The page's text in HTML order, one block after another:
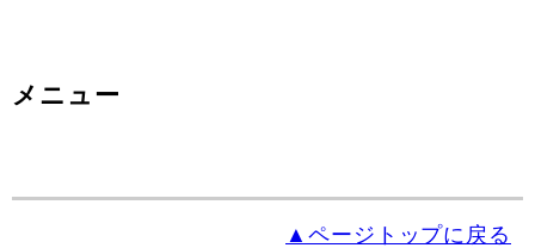
メニュー
▲ページトップに戻る